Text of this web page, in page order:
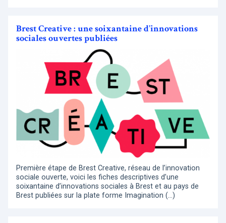
Brest Creative : une soixantaine d’innovations
sociales ouvertes publiées
Première étape de Brest Creative, réseau de l’innovation
sociale ouverte, voici les fiches descriptives d’une
soixantaine d’innovations sociales à Brest et au pays de
Brest publiées sur la plate forme Imagination (…)